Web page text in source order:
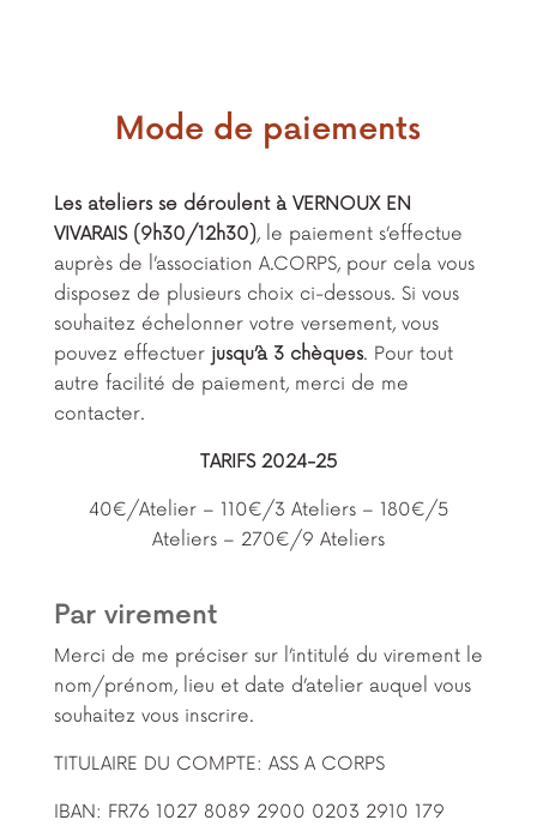
Mode de paiements
Les ateliers se déroulent à VERNOUX EN
VIVARAIS (9h30/12h30), le paiement s’effectue
auprès de l’association A.CORPS, pour cela vous
disposez de plusieurs choix ci-dessous. Si vous
souhaitez échelonner votre versement, vous
pouvez effectuer jusqu’à 3 chèques. Pour tout
autre facilité de paiement, merci de me
contacter.
TARIFS 2024-25
40€/Atelier – 110€/3 Ateliers – 180€/5
Ateliers – 270€/9 Ateliers
Par virement
Merci de me préciser sur l’intitulé du virement le
nom/prénom, lieu et date d’atelier auquel vous
souhaitez vous inscrire.
TITULAIRE DU COMPTE: ASS A CORPS
IBAN: FR76 1027 8089 2900 0203 2910 179